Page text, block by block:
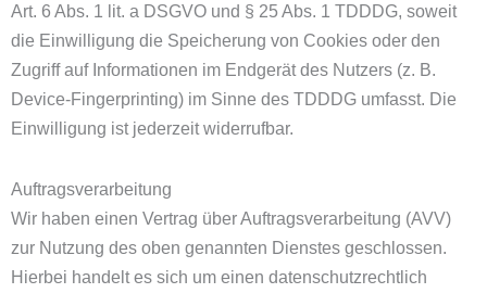
Art. 6 Abs. 1 lit. a DSGVO und § 25 Abs. 1 TDDDG, soweit
die Einwilligung die Speicherung von Cookies oder den
Zugriff auf Informationen im Endgerät des Nutzers (z. B.
Device-Fingerprinting) im Sinne des TDDDG umfasst. Die
Einwilligung ist jederzeit widerrufbar.
Auftragsverarbeitung
Wir haben einen Vertrag über Auftragsverarbeitung (AVV)
zur Nutzung des oben genannten Dienstes geschlossen.
Hierbei handelt es sich um einen datenschutzrechtlich